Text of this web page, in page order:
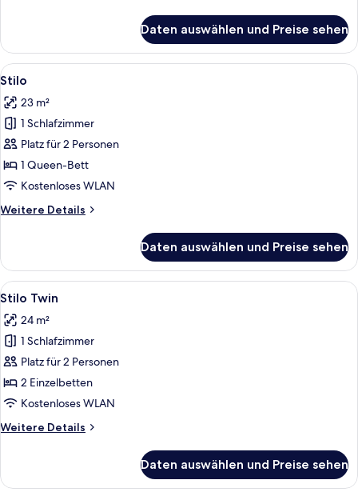
Room
Standard
Daten auswählen und Preise sehen
Alle
Fotos
für
Stilo
anzeigen
Ein modernes Hotelzimmer mit
4
Stilo
23 m²
1 Schlafzimmer
Platz für 2 Personen
1 Queen-Bett
Kostenloses WLAN
Weitere Details
Weitere
Daten auswählen und Preise sehen
Alle
Fotos
für
Stilo
Twin
anzeigen
Ein Hotelzimmer mit zwei Betten,
5
Stilo Twin
24 m²
1 Schlafzimmer
Platz für 2 Personen
2 Einzelbetten
Kostenloses WLAN
Weitere Details
Weitere
Twin
Daten auswählen und Preise sehen